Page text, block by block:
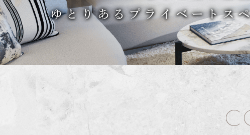
ゆとりあるプライベートス